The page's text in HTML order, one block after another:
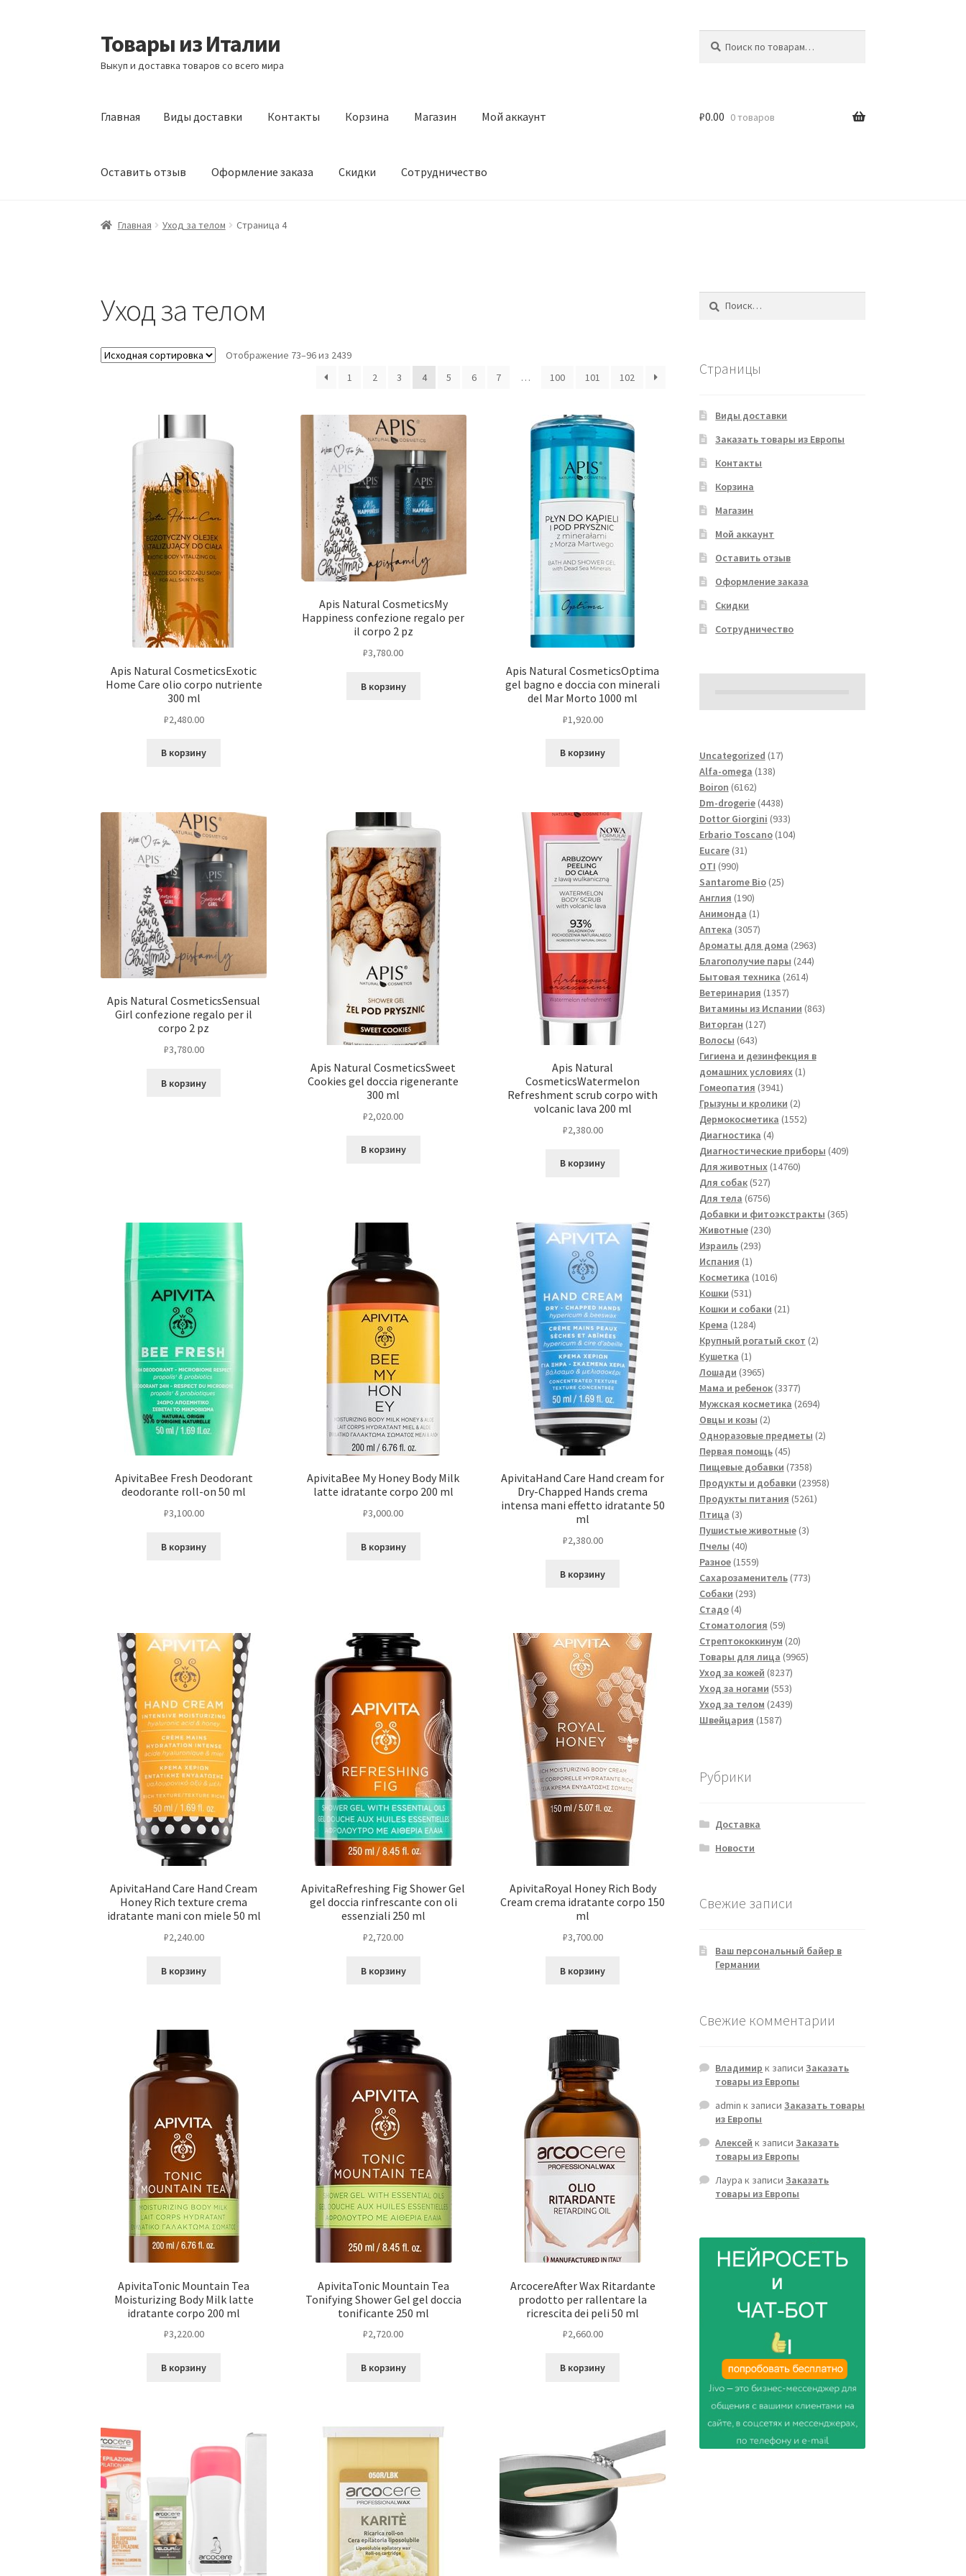
Перейти
к
навигации
Перейти
к
содержимому
Товары из Италии
Выкуп и доставка товаров со всего мира
Главная Виды доставки Контакты Корзина Магазин Мой аккаунт
Оставить отзыв Оформление заказа Скидки Сотрудничество
Главная Виды доставки Контакты Корзина
₽0.00 0 товаров
Главная Уход за телом Страница 4
Уход за телом
Отображение 73–96 из 2439
1
2 3 4 5 6 7 … 100 101 102
Apis Natural CosmeticsExotic
Home Care olio corpo nutriente
300 ml
₽2,480.00
В корзину
Apis Natural CosmeticsMy
Happiness confezione regalo per
il corpo 2 pz
₽3,780.00
В корзину
Apis Natural CosmeticsOptima
gel bagno e doccia con minerali
del Mar Morto 1000 ml
₽1,920.00
В корзину
Apis Natural CosmeticsSensual
Girl confezione regalo per il
corpo 2 pz
₽3,780.00
В корзину
Apis Natural CosmeticsSweet
Cookies gel doccia rigenerante
300 ml
₽2,020.00
В корзину
Apis Natural
CosmeticsWatermelon
Refreshment scrub corpo with
volcanic lava 200 ml
₽2,380.00
В корзину
ApivitaBee Fresh Deodorant
deodorante roll-on 50 ml
₽3,100.00
В корзину
ApivitaBee My Honey Body Milk
latte idratante corpo 200 ml
₽3,000.00
В корзину
ApivitaHand Care Hand cream for
Dry-Chapped Hands crema
intensa mani effetto idratante 50
ml
₽2,380.00
В корзину
ApivitaHand Care Hand Cream
Honey Rich texture crema
idratante mani con miele 50 ml
₽2,240.00
В корзину
ApivitaRefreshing Fig Shower Gel
gel doccia rinfrescante con oli
essenziali 250 ml
₽2,720.00
В корзину
ApivitaRoyal Honey Rich Body
Cream crema idratante corpo 150
ml
₽3,700.00
В корзину
ApivitaTonic Mountain Tea
Moisturizing Body Milk latte
idratante corpo 200 ml
₽3,220.00
В корзину
ApivitaTonic Mountain Tea
Tonifying Shower Gel gel doccia
tonificante 250 ml
₽2,720.00
В корзину
ArcocereAfter Wax Ritardante
prodotto per rallentare la
ricrescita dei peli 50 ml
₽2,660.00
В корзину
Страницы
Виды доставки
Заказать товары из Европы
Контакты
Корзина
Магазин
Мой аккаунт
Оставить отзыв
Оформление заказа
Скидки
Сотрудничество
Uncategorized 1717
Alfa-omega 138138
Boiron 61626162
товара
Dm-drogerie 44384438
товаров
Dottor Giorgini 933933
товара
Erbario Toscano 104104
Eucare 3131
OTI 990990
товаров
Santarome Bio 2525
Англия 190190
товаров
Анимонда 11
товар
Аптека 30573057
товаров
Ароматы для дома 29632963
товара
Благополучие пары 244244
Бытовая техника 26142614
Ветеринария 13571357
товаров
Витамины из Испании 863863
Виторган 127127
Волосы 643643
товара
Гигиена и дезинфекция в
домашних условиях 11
Гомеопатия 39413941
товар
Грызуны и кролики 22
товара
Дермокосметика 15521552
Диагностика 44
товара
Диагностические приборы 409409
Для животных 1476014760
Для собак 527527
товаров
Для тела 67566756
товаров
Добавки и фитоэкстракты 365365
Животные 230230
Израиль 293293
Испания 11
товар
Косметика 10161016
Кошки 531531
товар
Кошки и собаки 2121
Крема 12841284
товара
Крупный рогатый скот 22
Кушетка 11
товар
Лошади 39653965
товаров
Мама и ребенок 33773377
товаров
Мужская косметика 26942694
Овцы и козы 22
товара
Одноразовые предметы 22
Первая помощь 4545
товаров
Пищевые добавки 73587358
товаров
Продукты и добавки 2395823958
Продукты питания 52615261
Птица 33
товара
Пушистые животные 33
Пчелы 4040
товаров
Разное 15591559
товаров
Сахарозаменитель 773773
Собаки 293293
Стадо 44
товара
Стоматология 5959
товаров
Стрептококкинум 2020
товаров
Товары для лица 99659965
Уход за кожей 82378237
товаров
Уход за ногами 553553
товара
Уход за телом 24392439
Швейцария 15871587
Рубрики
Доставка
Новости
Свежие записи
Ваш персональный байер в
Германии
Свежие комментарии
Владимир к записиЗаказать
товары из Европы
admin к записиЗаказать товары
из Европы
Алексей к записиЗаказать
товары из Европы
Лаура к записиЗаказать
товары из Европы